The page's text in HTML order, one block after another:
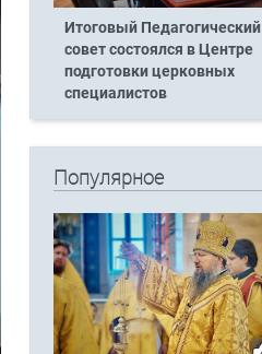
Итоговый Педагогический
совет состоялся в Центре
подготовки церковных
специалистов
Популярное